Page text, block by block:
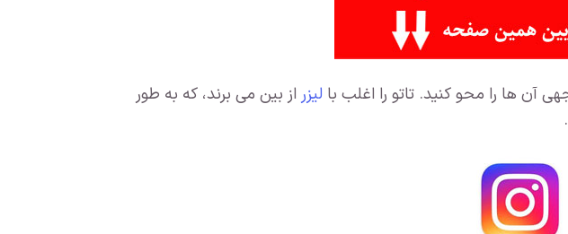
آن ها را محو کنید. تاتو را اغلب با لیزر از بین می برند، که به طور